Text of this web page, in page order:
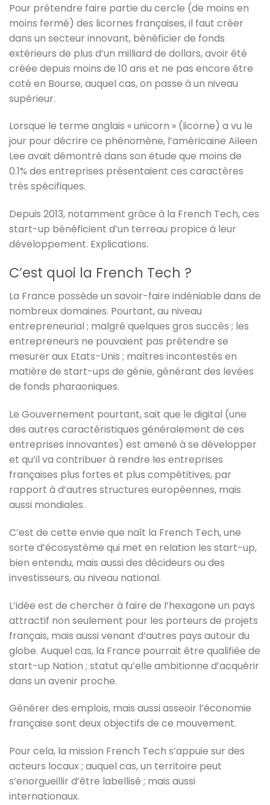
Pour prétendre faire partie du cercle (de moins en
moins fermé) des licornes françaises, il faut créer
dans un secteur innovant, bénéficier de fonds
extérieurs de plus d’un milliard de dollars, avoir été
créée depuis moins de 10 ans et ne pas encore être
coté en Bourse, auquel cas, on passe à un niveau
supérieur.
Lorsque le terme anglais « unicorn » (licorne) a vu le
jour pour décrire ce phénomène, l’américaine Aileen
Lee avait démontré dans son étude que moins de
0.1% des entreprises présentaient ces caractères
très spécifiques.
Depuis 2013, notamment grâce à la French Tech, ces
start-up bénéficient d’un terreau propice à leur
développement. Explications.
C’est quoi la French Tech ?
La France possède un savoir-faire indéniable dans de
nombreux domaines. Pourtant, au niveau
entrepreneurial ; malgré quelques gros succès ; les
entrepreneurs ne pouvaient pas prétendre se
mesurer aux Etats-Unis ; maîtres incontestés en
matière de start-ups de génie, générant des levées
de fonds pharaoniques.
Le Gouvernement pourtant, sait que le digital (une
des autres caractéristiques généralement de ces
entreprises innovantes) est amené à se développer
et qu’il va contribuer à rendre les entreprises
françaises plus fortes et plus compétitives, par
rapport à d’autres structures européennes, mais
aussi mondiales.
C’est de cette envie que naît la French Tech, une
sorte d’écosystème qui met en relation les start-up,
bien entendu, mais aussi des décideurs ou des
investisseurs, au niveau national.
L’idée est de chercher à faire de l’hexagone un pays
attractif non seulement pour les porteurs de projets
français, mais aussi venant d’autres pays autour du
globe. Auquel cas, la France pourrait être qualifiée de
start-up Nation ; statut qu’elle ambitionne d’acquérir
dans un avenir proche.
Générer des emplois, mais aussi asseoir l’économie
française sont deux objectifs de ce mouvement.
Pour cela, la mission French Tech s’appuie sur des
acteurs locaux ; auquel cas, un territoire peut
s’enorgueillir d’être labellisé ; mais aussi
internationaux.